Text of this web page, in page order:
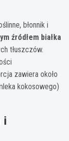
błonnik i
źródłem białka
tłuszczów.
zawiera około
kokosowego)
i